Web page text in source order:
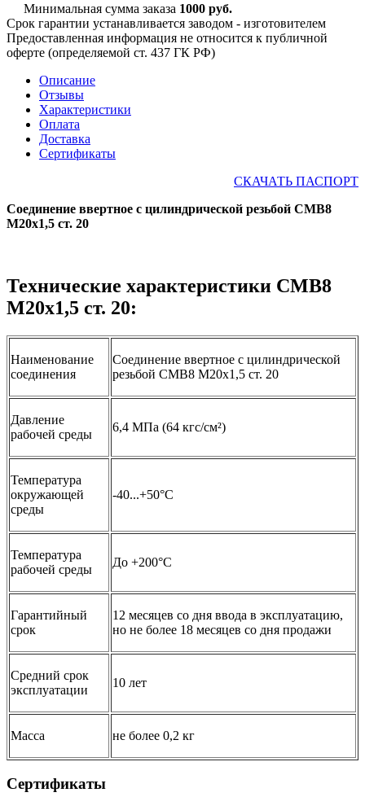
Минимальная сумма заказа 1000 руб.
Срок гарантии устанавливается заводом - изготовителем
Предоставленная информация не относится к публичной
оферте (определяемой ст. 437 ГК РФ)
Описание
Отзывы
Характеристики
Оплата
Доставка
Сертификаты
СКАЧАТЬ ПАСПОРТ
Соединение ввертное с цилиндрической резьбой СМВ8
М20х1,5 ст. 20
Технические характеристики СМВ8
М20х1,5 ст. 20:
Наименование
соединения
Соединение ввертное с цилиндрической
резьбой СМВ8 М20х1,5 ст. 20
Давление
рабочей среды
6,4 МПа (64 кгс/см²)
Температура
окружающей
среды
-40...+50°С
Температура
рабочей среды
До +200°C
Гарантийный
срок
12 месяцев со дня ввода в эксплуатацию,
но не более 18 месяцев со дня продажи
Средний срок
эксплуатации
10 лет
Масса не более 0,2 кг
Сертификаты